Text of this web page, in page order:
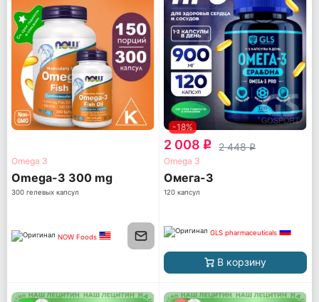
Omega 3
Omega-3 300 mg
300 гелевых капсул
NOW Foods
-18%
2 008 q 2 448q
Omega 3
Омега-3
120 капсул
GLS pharmaceuticals
В корзину